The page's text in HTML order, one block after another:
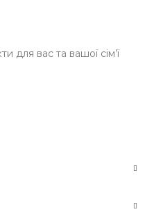
для вас та вашої сім’ї